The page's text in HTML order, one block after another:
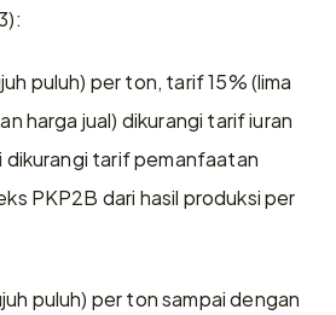
puluh) per ton, tarif 15% (lima
harga jual) dikurangi tarif iuran
tarif pemanfaatan
PKP2B dari hasil produksi per
puluh) per ton sampai dengan